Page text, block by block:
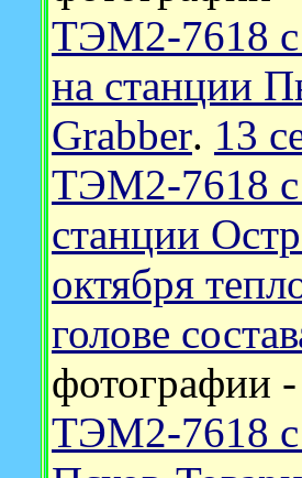
ТЭМ2-7618 с
на станции
Grabber. 13
ТЭМ2-7618 с
станции
октября
голове
фотографии
ТЭМ2-7618 с